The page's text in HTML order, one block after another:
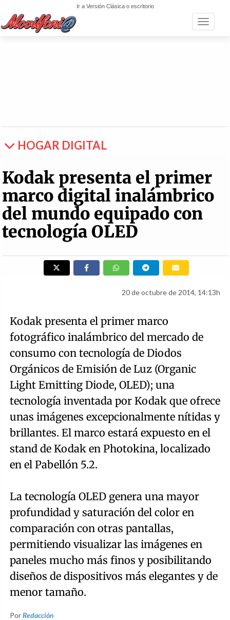
Ir a Versión Clásica o escritorio
Toggle
HOGAR DIGITAL
Kodak presenta el primer
marco digital inalámbrico
del mundo equipado con
tecnología OLED
20 de octubre de 2014, 14:13h
Kodak presenta el primer marco
fotográfico inalámbrico del mercado de
consumo con tecnología de Diodos
Orgánicos de Emisión de Luz (Organic
Light Emitting Diode, OLED); una
tecnología inventada por Kodak que ofrece
unas imágenes excepcionalmente nítidas y
brillantes. El marco estará expuesto en el
stand de Kodak en Photokina, localizado
en el Pabellón 5.2.
La tecnología OLED genera una mayor
profundidad y saturación del color en
comparación con otras pantallas,
permitiendo visualizar las imágenes en
paneles mucho más finos y posibilitando
diseños de dispositivos más elegantes y de
menor tamaño.
PorRedacción